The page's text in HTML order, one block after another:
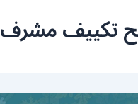
تكييف مشرف